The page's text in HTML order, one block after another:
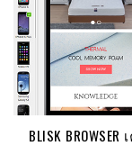
BLISK